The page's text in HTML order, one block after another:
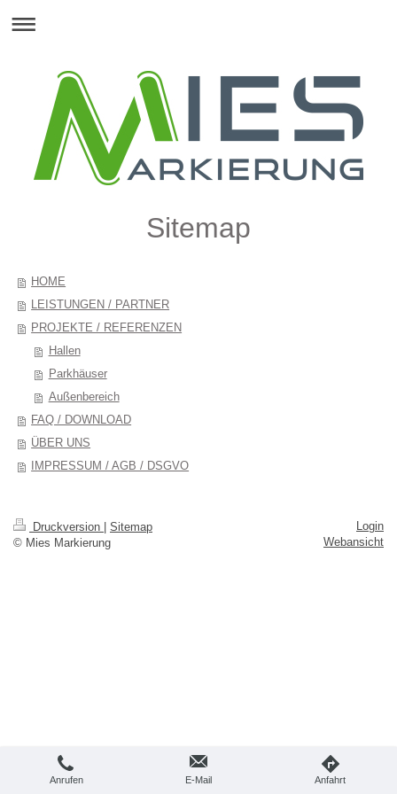
Sitemap
HOME
LEISTUNGEN / PARTNER
PROJEKTE / REFERENZEN
Hallen
Parkhäuser
Außenbereich
FAQ / DOWNLOAD
ÜBER UNS
IMPRESSUM / AGB / DSGVO
Druckversion
Sitemap
© Mies Markierung
Login
Webansicht
Anrufen E-Mail Anfahrt